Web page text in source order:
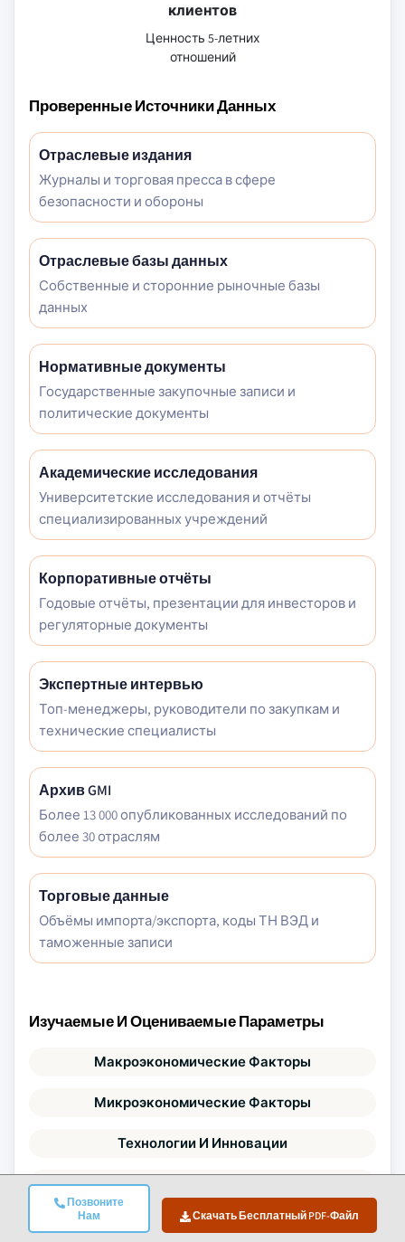
Позвоните
Нам
Скачать Бесплатный PDF-Файл
клиентов
Ценность 5-летних
отношений
Проверенные Источники Данных
Отраслевые издания
Журналы и торговая пресса в сфере
безопасности и обороны
Отраслевые базы данных
Собственные и сторонние рыночные базы
данных
Нормативные документы
Государственные закупочные записи и
политические документы
Академические исследования
Университетские исследования и отчёты
специализированных учреждений
Корпоративные отчёты
Годовые отчёты, презентации для инвесторов и
регуляторные документы
Экспертные интервью
Топ-менеджеры, руководители по закупкам и
технические специалисты
Архив GMI
Более 13 000 опубликованных исследований по
более 30 отраслям
Торговые данные
Объёмы импорта/экспорта, коды ТН ВЭД и
таможенные записи
Изучаемые И Оцениваемые Параметры
Макроэкономические Факторы
Микроэкономические Факторы
Технологии И Инновации
Нормативно-Политическая Среда
Демография